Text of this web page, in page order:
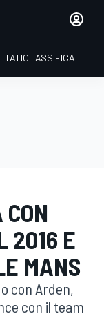
CLASSIFICA
2016 E
MANS
con Arden,
con il team